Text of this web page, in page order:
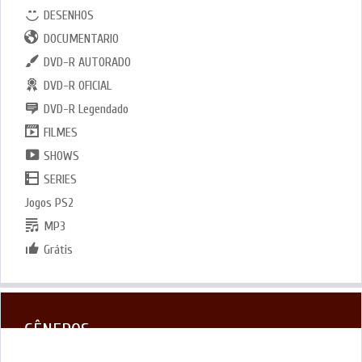
DESENHOS
DOCUMENTARIO
DVD-R AUTORADO
DVD-R OFICIAL
DVD-R Legendado
FILMES
SHOWS
SERIES
Jogos PS2
MP3
Grátis
GÊNEROS